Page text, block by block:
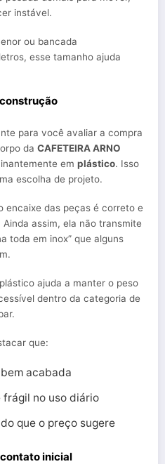
instável.
ou bancada
esse tamanho ajuda
para você avaliar a compra
da CAFETEIRA ARNO
em plástico. Isso
escolha de projeto.
encaixe das peças é correto e
assim, ela não transmite
toda em inox” que alguns
ajuda a manter o peso
dentro da categoria de
que:
acabada
frágil no uso diário
que o preço sugere
inicial